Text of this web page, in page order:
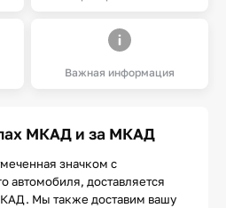
Важная информация
МКАД и за МКАД
значком с
автомобиля, доставляется
Мы также доставим вашу